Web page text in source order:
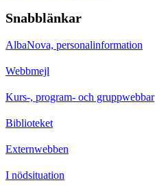
Snabblänkar
AlbaNova, personalinformation
Webbmejl
Kurs-, program- och gruppwebbar
Biblioteket
Externwebben
I nödsituation